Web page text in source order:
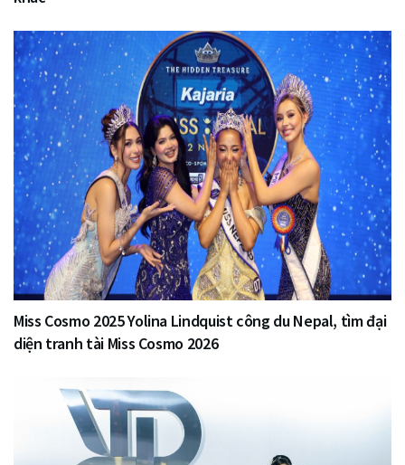
Miss Cosmo 2025 Yolina Lindquist công du Nepal, tìm đại
diện tranh tài Miss Cosmo 2026